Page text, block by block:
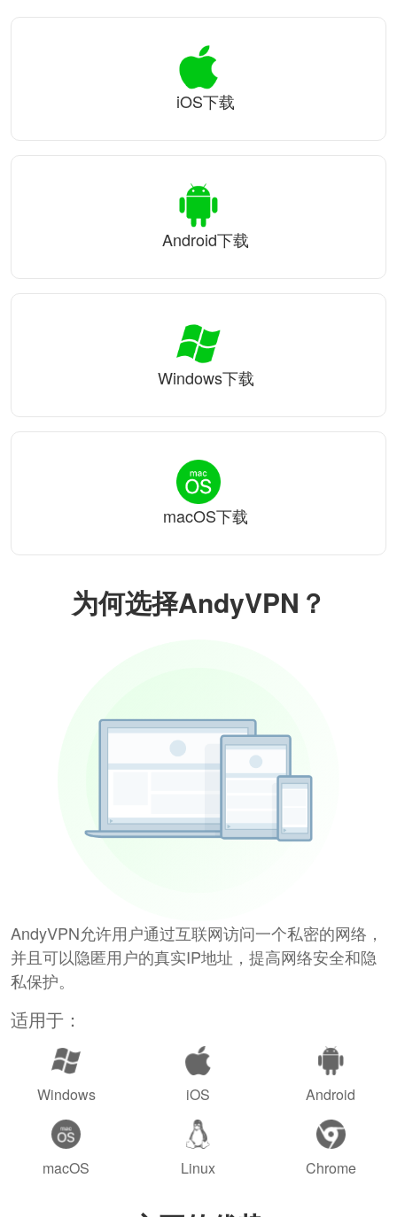
为何选择AndyVPN？
AndyVPN允许用户通过互联网访问一个私密的网络，
并且可以隐匿用户的真实IP地址，提高网络安全和隐
私保护。
适用于：
Windows iOS Android
macOS Linux Chrome
iOS下载
Android下载
Windows下载
macOS下载